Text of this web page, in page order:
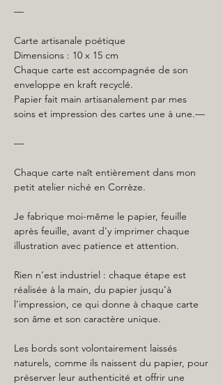
—
Carte artisanale poétique
Dimensions : 10 x 15 cm
Chaque carte est accompagnée de son
enveloppe en kraft recyclé.
Papier fait main artisanalement par mes
soins et impression des cartes une à une.—
—
Chaque carte naît entièrement dans mon
petit atelier niché en Corrèze.
Je fabrique moi-même le papier, feuille
après feuille, avant d’y imprimer chaque
illustration avec patience et attention.
Rien n’est industriel : chaque étape est
réalisée à la main, du papier jusqu’à
l’impression, ce qui donne à chaque carte
son âme et son caractère unique.
Les bords sont volontairement laissés
naturels, comme ils naissent du papier, pour
préserver leur authenticité et offrir une